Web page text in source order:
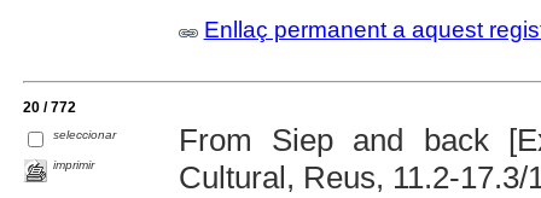
Enllaç permanent a aquest
20 / 772
seleccionar
imprimir
From Siep and back
Cultural, Reus, 11.2-17.3/